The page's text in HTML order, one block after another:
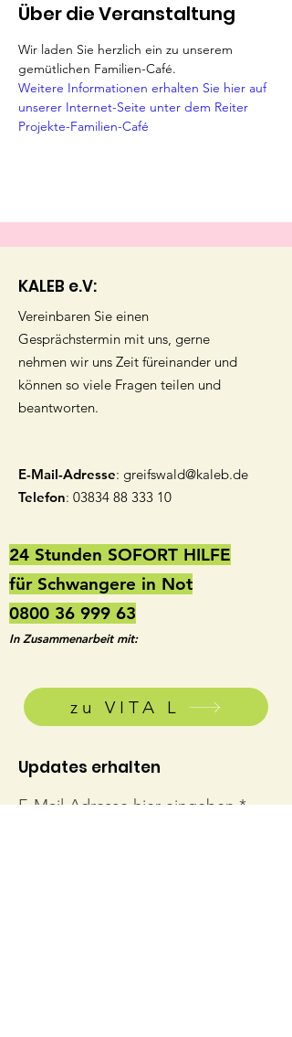
Über die Veranstaltung
Wir laden Sie herzlich ein zu unserem
gemütlichen Familien-Café.
Weitere Informationen erhalten Sie hier auf
unserer Internet-Seite unter dem Reiter
Projekte-Familien-Café
KALEB e.V:
Vereinbaren Sie einen
Gesprächstermin mit uns, gerne
nehmen wir uns Zeit füreinander und
können so viele Fragen teilen und
beantworten.
E-Mail-Adresse: greifswald@kaleb.de
Telefon: 03834 88 333 10
24 Stunden SOFORT HILFE
für Schwangere in Not
0800 36 999 63
In Zusammenarbeit mit:
zu VITA L
Updates erhalten
E-Mail-Adresse hier eingeben